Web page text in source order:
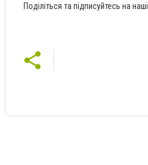
Поділіться та підписуйтесь на